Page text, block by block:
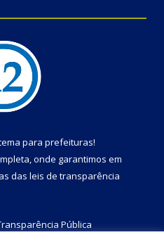
para prefeituras!
onde garantimos em
das leis de transparência
Pública